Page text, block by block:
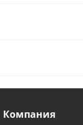
Компания